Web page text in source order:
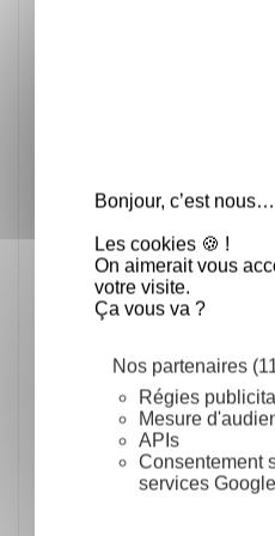
Bonjour, c’est nous…
Les cookies 🍪 !
On aimerait vous
votre visite.
Ça vous va ?
Nos partenaires
Régies
Mesure
APIs
Consentement
services Google
Caractéristiques
Dimension:au choix de
Hauteur:2 cm
Perforation:1 mm